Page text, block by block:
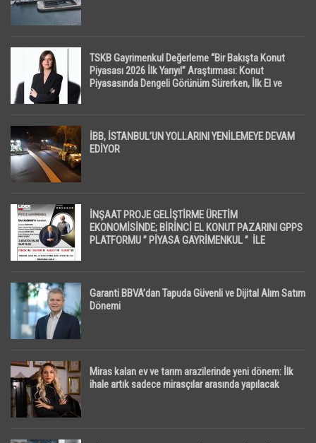
TSKB Gayrimenkul Değerleme “Bir Bakışta Konut
Piyasası 2026 İlk Yarıyıl” Araştırması: Konut
Piyasasında Dengeli Görünüm Sürerken, İlk El ve
İBB, İSTANBUL’UN YOLLARINI YENİLEMEYE DEVAM
EDİYOR
İNŞAAT PROJE GELİŞTİRME ÜRETİM
EKONOMİSİNDE; BİRİNCİ EL KONUT PAZARINI GPPS
PLATFORMU ” PİYASA GAYRİMENKUL ” İLE
Garanti BBVA’dan Tapuda Güvenli ve Dijital Alım Satım
Dönemi
Miras kalan ev ve tarım arazilerinde yeni dönem: İlk
ihale artık sadece mirasçılar arasında yapılacak